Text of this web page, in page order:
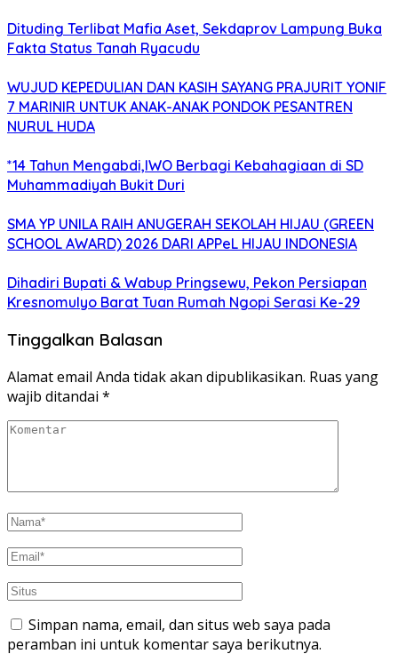
Dituding Terlibat Mafia Aset, Sekdaprov Lampung Buka
Fakta Status Tanah Ryacudu
WUJUD KEPEDULIAN DAN KASIH SAYANG PRAJURIT YONIF
7 MARINIR UNTUK ANAK-ANAK PONDOK PESANTREN
NURUL HUDA
*14 Tahun Mengabdi,IWO Berbagi Kebahagiaan di SD
Muhammadiyah Bukit Duri
SMA YP UNILA RAIH ANUGERAH SEKOLAH HIJAU (GREEN
SCHOOL AWARD) 2026 DARI APPeL HIJAU INDONESIA
Dihadiri Bupati & Wabup Pringsewu, Pekon Persiapan
Kresnomulyo Barat Tuan Rumah Ngopi Serasi Ke-29
Tinggalkan Balasan
Alamat email Anda tidak akan dipublikasikan. Ruas yang
wajib ditandai *
Simpan nama, email, dan situs web saya pada
peramban ini untuk komentar saya berikutnya.